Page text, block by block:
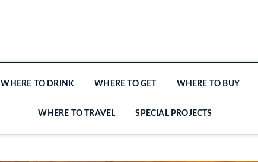
WHERE TO DRINK WHERE TO GET WHERE TO BUY
WHERE TO TRAVEL SPECIAL PROJECTS